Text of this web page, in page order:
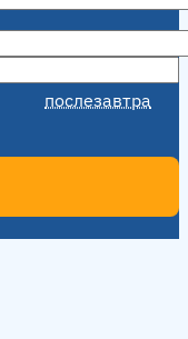
послезавтра